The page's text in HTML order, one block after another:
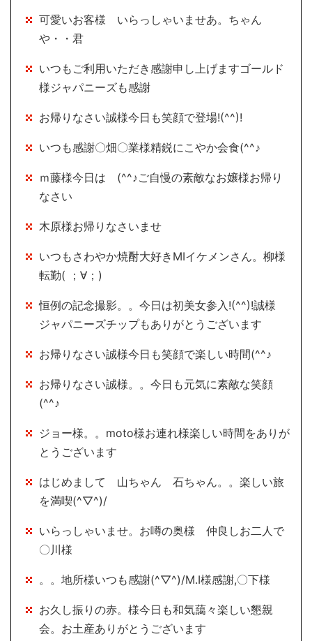
可愛いお客様 いらっしゃいませあ。ちゃん
や・・君
いつもご利用いただき感謝申し上げますゴールド
様ジャパニーズも感謝
お帰りなさい誠様今日も笑顔で登場!(^^)!
いつも感謝〇畑〇業様精鋭にこやか会食(^^♪
ｍ藤様今日は (^^♪ご自慢の素敵なお嬢様お帰り
なさい
木原様お帰りなさいませ
いつもさわやか焼酎大好きMIイケメンさん。柳様
転勤( ；∀；)
恒例の記念撮影。。今日は初美女参入!(^^)!誠様
ジャパニーズチップもありがとうございます
お帰りなさい誠様今日も笑顔で楽しい時間(^^♪
お帰りなさい誠様。。今日も元気に素敵な笑顔
(^^♪
ジョー様。。moto様お連れ様楽しい時間をありが
とうございます
はじめまして 山ちゃん 石ちゃん。。楽しい旅
を満喫(^▽^)/
いらっしゃいませ。お噂の奥様 仲良しお二人で
〇川様
。。地所様いつも感謝(^▽^)/M.I様感謝,〇下様
お久し振りの赤。様今日も和気藹々楽しい懇親
会。お土産ありがとうございます